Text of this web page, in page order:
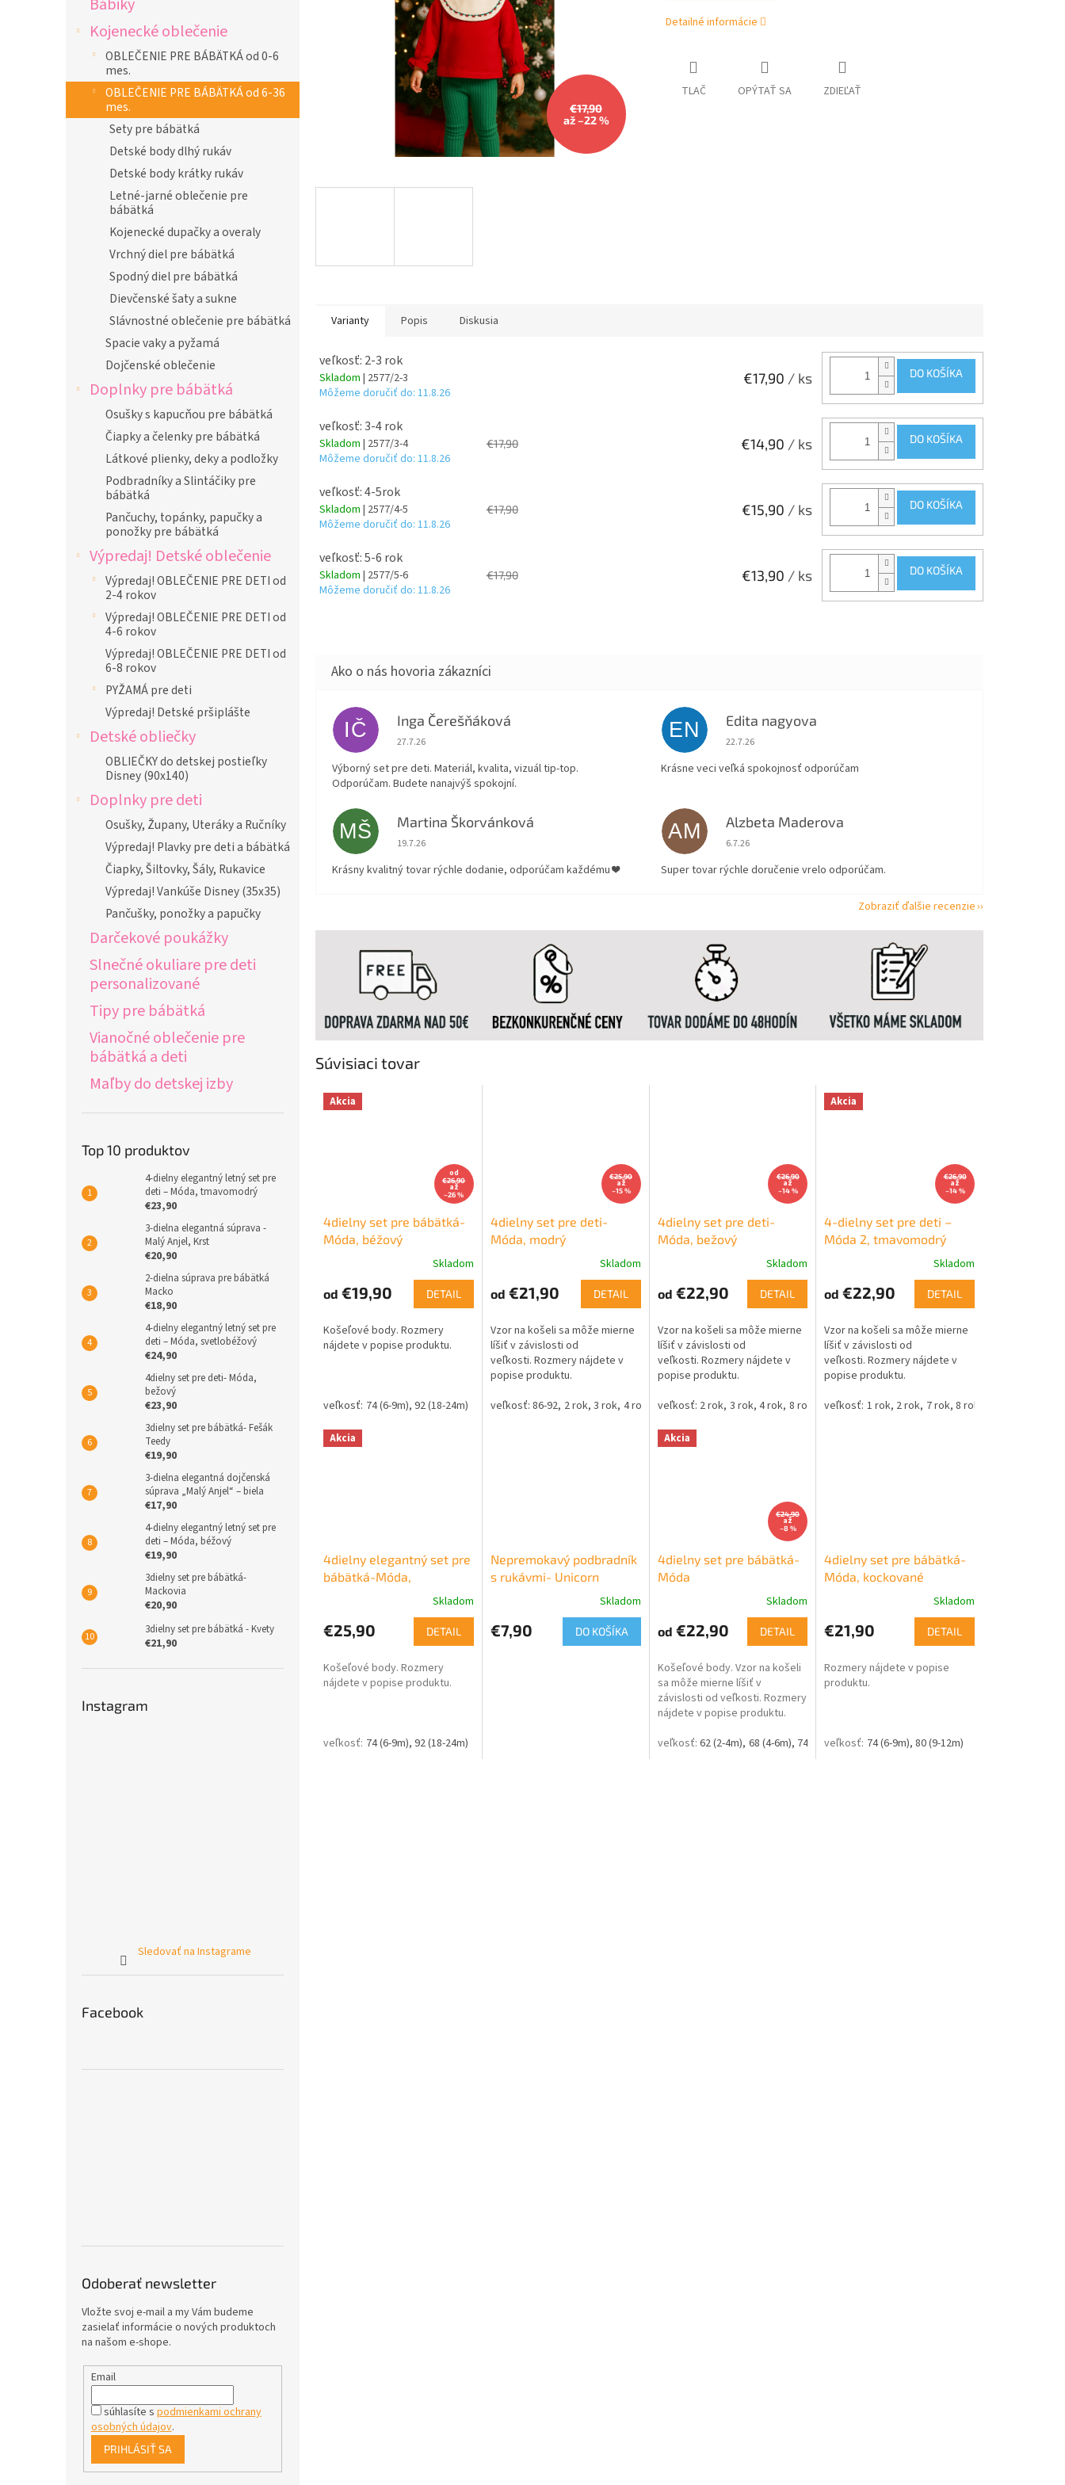
Kojenecké oblečenie
OBLEČENIE PRE BÁBÄTKÁ od 0-6
mes.
OBLEČENIE PRE BÁBÄTKÁ od 6-36
mes.
Sety pre bábätká
Detské body dlhý rukáv
Detské body krátky rukáv
Letné-jarné oblečenie pre
bábätká
Kojenecké dupačky a overaly
Vrchný diel pre bábätká
Spodný diel pre bábätká
Dievčenské šaty a sukne
Slávnostné oblečenie pre bábätká
Spacie vaky a pyžamá
Dojčenské oblečenie
Doplnky pre bábätká
Osušky s kapucňou pre bábätká
Čiapky a čelenky pre bábätká
Látkové plienky, deky a podložky
Podbradníky a Slintáčiky pre
bábätká
Pančuchy, topánky, papučky a
ponožky pre bábätká
Výpredaj! Detské oblečenie
Výpredaj! OBLEČENIE PRE DETI od
2-4 rokov
Výpredaj! OBLEČENIE PRE DETI od
4-6 rokov
Výpredaj! OBLEČENIE PRE DETI od
6-8 rokov
PYŽAMÁ pre deti
Výpredaj! Detské pršiplášte
Detské obliečky
OBLIEČKY do detskej postieľky
Disney (90x140)
Doplnky pre deti
Osušky, Župany, Uteráky a Ručníky
Výpredaj! Plavky pre deti a bábätká
Čiapky, Šiltovky, Šály, Rukavice
Výpredaj! Vankúše Disney (35x35)
Pančušky, ponožky a papučky
Darčekové poukážky
Slnečné okuliare pre deti
personalizované
Tipy pre bábätká
Vianočné oblečenie pre
bábätká a deti
Maľby do detskej izby
Top 10 produktov
4-dielny elegantný letný set pre
deti – Móda, tmavomodrý
€23,90
3-dielna elegantná súprava -
Malý Anjel, Krst
€20,90
2-dielna súprava pre bábätká
Macko
€18,90
4-dielny elegantný letný set pre
deti – Móda, svetlobéžový
€24,90
4dielny set pre deti- Móda,
bežový
€23,90
3dielny set pre bábätká- Fešák
Teedy
€19,90
3-dielna elegantná dojčenská
súprava „Malý Anjel“ – biela
€17,90
4-dielny elegantný letný set pre
deti – Móda, béžový
€19,90
3dielny set pre bábätká-
Mackovia
€20,90
3dielny set pre bábätká - Kvety
€21,90
Instagram
Sledovať na Instagrame
Facebook
Odoberať newsletter
Vložte svoj e-mail a my Vám budeme
zasielať informácie o nových produktoch
na našom e-shope.
Email
súhlasíte s podmienkami ochrany
osobných údajov.
PRIHLÁSIŤ SA
€17,90
až –22 %
Detailné informácie
TLAČ OPÝTAŤ SA ZDIEĽAŤ
Súvisiaci tovar
Akcia
od
€26,90
až
–26 %
4dielny set pre bábätká-
Móda, béžový
Skladom
od €19,90 DETAIL
Košeľové body. Rozmery
nájdete v popise produktu.
74 (6-9m) 92 (18-24m)
€25,90
až
–15 %
4dielny set pre deti-
Móda, modrý
Skladom
od €21,90 DETAIL
Vzor na košeli sa môže mierne
líšiť v závislosti od
veľkosti. Rozmery nájdete v
popise produktu.
86-92 2 rok 3 rok 4 rok 7 rok 8 rok
€26,90
až
–14 %
4dielny set pre deti-
Móda, bežový
Skladom
od €22,90 DETAIL
Vzor na košeli sa môže mierne
líšiť v závislosti od
veľkosti. Rozmery nájdete v
popise produktu.
2 rok 3 rok 4 rok 8 rok
Akcia
€26,90
až
–14 %
4-dielny set pre deti –
Móda 2, tmavomodrý
Skladom
od €22,90 DETAIL
Vzor na košeli sa môže mierne
líšiť v závislosti od
veľkosti. Rozmery nájdete v
popise produktu.
1 rok 2 rok 7 rok 8 rok
Akcia
4dielny elegantný set pre
bábätká-Móda,
Skladom
€25,90 DETAIL
Košeľové body. Rozmery
nájdete v popise produktu.
74 (6-9m) 92 (18-24m)
Nepremokavý podbradník
s rukávmi- Unicorn
Skladom
€7,90 DO KOŠÍKA
Akcia
€24,90
až
–8 %
4dielny set pre bábätká-
Móda
Skladom
od €22,90 DETAIL
Košeľové body. Vzor na košeli
sa môže mierne líšiť v
závislosti od veľkosti. Rozmery
nájdete v popise produktu.
62 (2-4m) 68 (4-6m) 74 (6-9m) 80 (9-12m) 86 (12-18m) 92 (18-24m)
4dielny set pre bábätká-
Móda, kockované
Skladom
€21,90 DETAIL
Rozmery nájdete v popise
produktu.
74 (6-9m) 80 (9-12m)
Varianty Popis Diskusia
veľkosť: 2-3 rok
Skladom | 2577/2-3
Môžeme doručiť do: 11.8.26
€17,90 / ks DO KOŠÍKA
veľkosť: 3-4 rok
Skladom | 2577/3-4
Môžeme doručiť do: 11.8.26
€17,90 €14,90 / ks DO KOŠÍKA
veľkosť: 4-5rok
Skladom | 2577/4-5
Môžeme doručiť do: 11.8.26
€17,90 €15,90 / ks DO KOŠÍKA
veľkosť: 5-6 rok
Skladom | 2577/5-6
Môžeme doručiť do: 11.8.26
€17,90 €13,90 / ks DO KOŠÍKA
IČ Inga Čerešňáková
Hodnotenie obchodu je 5 z 5 hviezdičiek.
27.7.26
Výborný set pre deti. Materiál, kvalita, vizuál tip-top.
Odporúčam. Budete nanajvýš spokojní.
EN Edita nagyova
Hodnotenie obchodu je 5 z 5 hviezdičiek.
22.7.26
Krásne veci veľká spokojnosť odporúčam
MŠ Martina Škorvánková
Hodnotenie obchodu je 5 z 5 hviezdičiek.
19.7.26
Krásny kvalitný tovar rýchle dodanie, odporúčam každému ❤️
AM Alzbeta Maderova
Hodnotenie obchodu je 5 z 5 hviezdičiek.
6.7.26
Super tovar rýchle doručenie vrelo odporúčam.
Zobraziť ďalšie recenzie